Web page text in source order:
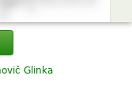
Glinka